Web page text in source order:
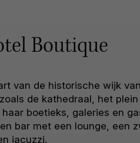
Boutique
van de historische wijk
de kathedraal, het
boetieks, galeries en
bar met een lounge, een
jacuzzi.